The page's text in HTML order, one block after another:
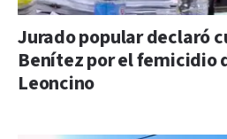
Jurado popular declaró
Benítez por el femicidio
Leoncino